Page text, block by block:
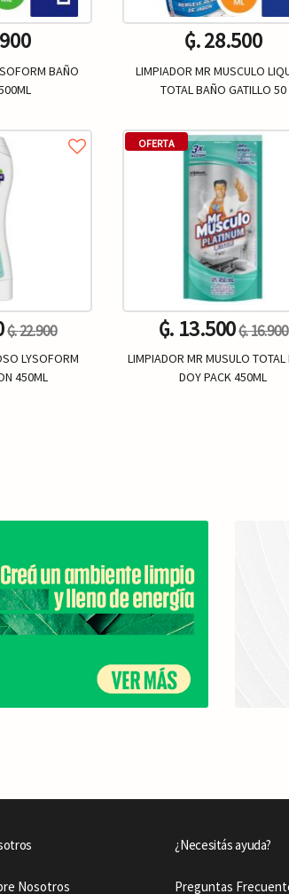
BAÑO
₲. 22.900
LYSOFORM
450ML
₲. 28.500
LIMPIADOR MR MUSCULO
TOTAL BAÑO GATILLO 50
OFERTA
₲. 13.500₲. 16.900
LIMPIADOR MR MUSULO TOTAL
DOY PACK 450ML
Nosotros
¿Necesitás ayuda?
Preguntas